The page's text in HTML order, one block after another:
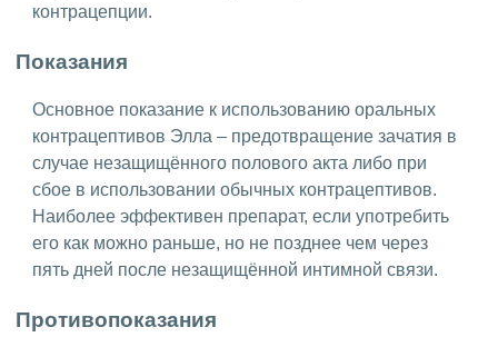
контрацепции.
Показания
Основное показание к использованию оральных
контрацептивов Элла – предотвращение зачатия в
случае незащищённого полового акта либо при
сбое в использовании обычных контрацептивов.
Наиболее эффективен препарат, если употребить
его как можно раньше, но не позднее чем через
пять дней после незащищённой интимной связи.
Противопоказания